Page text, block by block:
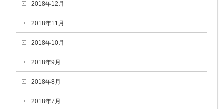
2018年12月
2018年11月
2018年10月
2018年9月
2018年8月
2018年7月